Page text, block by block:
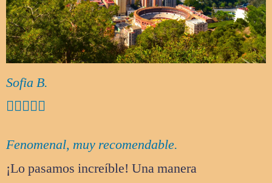
Sofia B.

Fenomenal, muy recomendable.
¡Lo pasamos increíble! Una manera